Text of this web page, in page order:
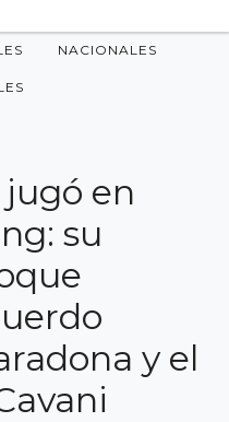
NACIONALES
en
su
y el